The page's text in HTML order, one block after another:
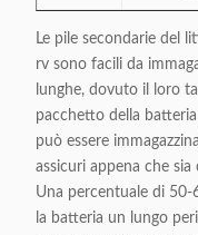
Le pile secondarie del
rv sono facili da
lunghe, dovuto il loro
pacchetto della
può essere
assicuri appena che
Una percentuale di 50-
la batteria un lungo